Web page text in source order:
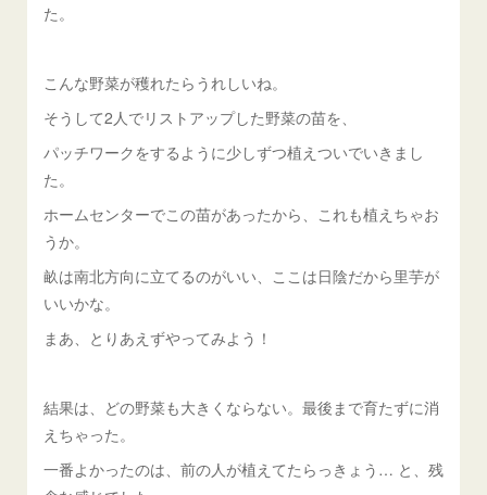
た。
こんな野菜が穫れたらうれしいね。
そうして2人でリストアップした野菜の苗を、
パッチワークをするように少しずつ植えついでいきまし
た。
ホームセンターでこの苗があったから、これも植えちゃお
うか。
畝は南北方向に立てるのがいい、ここは日陰だから里芋が
いいかな。
まあ、とりあえずやってみよう！
結果は、どの野菜も大きくならない。最後まで育たずに消
えちゃった。
一番よかったのは、前の人が植えてたらっきょう… と、残